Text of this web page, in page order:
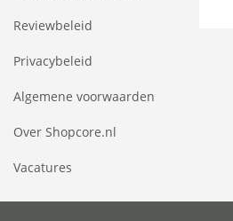
Reviewbeleid
Privacybeleid
Algemene voorwaarden
Over Shopcore.nl
Vacatures